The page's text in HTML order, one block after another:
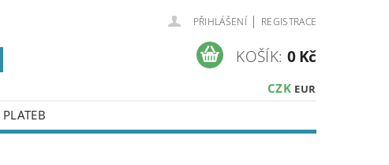
PŘIHLÁŠENÍ | REGISTRACE
CZK EUR
KOŠÍK: 0 Kč